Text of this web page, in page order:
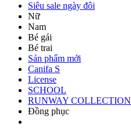
Siêu sale ngày đôi
Nữ
Nam
Bé gái
Bé trai
Sản phẩm mới
Canifa S
License
SCHOOL
RUNWAY COLLECTION
Đồng phục